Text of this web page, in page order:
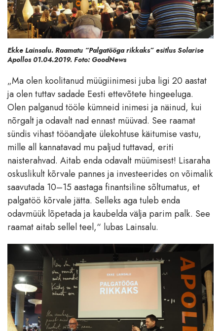
Ekke Lainsalu. Raamatu “Palgatööga rikkaks” esitlus Solarise
Apollos 01.04.2019. Foto: GoodNews
„Ma olen koolitanud müügiinimesi juba ligi 20 aastat
ja olen tuttav sadade Eesti ettevõtete hingeeluga.
Olen palganud tööle kümneid inimesi ja näinud, kui
nõrgalt ja odavalt nad ennast müüvad. See raamat
sündis vihast tööandjate ülekohtuse käitumise vastu,
mille all kannatavad mu paljud tuttavad, eriti
naisterahvad. Aitab enda odavalt müümisest! Lisaraha
oskuslikult kõrvale pannes ja investeerides on võimalik
saavutada 10–15 aastaga finantsiline sõltumatus, et
palgatöö kõrvale jätta. Selleks aga tuleb enda
odavmüük lõpetada ja kaubelda välja parim palk. See
raamat aitab sellel teel,“ lubas Lainsalu.